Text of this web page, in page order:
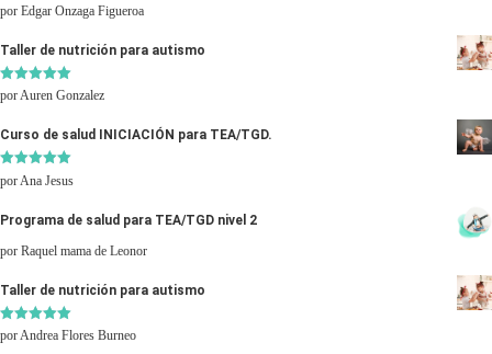
Valorado
con
de 5
por Edgar Onzaga Figueroa
Taller de nutrición para autismo
Valorado
con
por Auren Gonzalez
Curso de salud INICIACIÓN para TEA/TGD.
Valorado
con
por Ana Jesus
Programa de salud para TEA/TGD nivel 2
por Raquel mama de Leonor
Taller de nutrición para autismo
Valorado
con
por Andrea Flores Burneo